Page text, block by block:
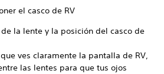
el casco de RV
la lente y la posición del casco de
ves claramente la pantalla de RV,
las lentes para que tus ojos